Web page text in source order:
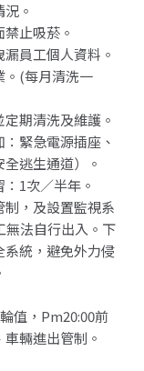
。
止吸菸。
員工個人資料。
。(每月清洗一
期清洗及維護。
緊急電源插座、
逃生通道）。
1次／半年。
，及設置監視系
無法自行出入。下
統，避免外力侵
值，Pm20:00前
輛進出管制。